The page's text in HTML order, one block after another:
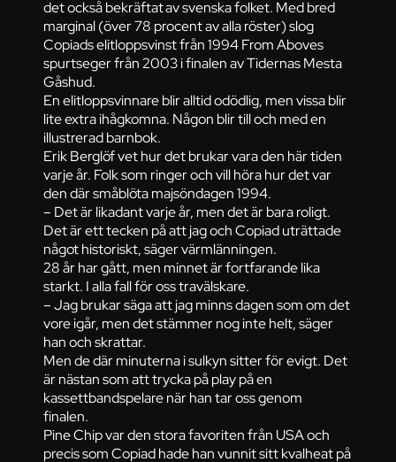
det också bekräftat av svenska folket. Med bred
marginal (över 78 procent av alla röster) slog
Copiads elitloppsvinst från 1994 From Aboves
spurtseger från 2003 i finalen av Tidernas Mesta
Gåshud.
En elitloppsvinnare blir alltid odödlig, men vissa blir
lite extra ihågkomna. Någon blir till och med en
illustrerad barnbok.
Erik Berglöf vet hur det brukar vara den här tiden
varje år. Folk som ringer och vill höra hur det var
den där småblöta majsöndagen 1994.
– Det är likadant varje år, men det är bara roligt.
Det är ett tecken på att jag och Copiad uträttade
något historiskt, säger värmlänningen.
28 år har gått, men minnet är fortfarande lika
starkt. I alla fall för oss travälskare.
– Jag brukar säga att jag minns dagen som om det
vore igår, men det stämmer nog inte helt, säger
han och skrattar.
Men de där minuterna i sulkyn sitter för evigt. Det
är nästan som att trycka på play på en
kassettbandspelare när han tar oss genom
finalen.
Pine Chip var den stora favoriten från USA och
precis som Copiad hade han vunnit sitt kvalheat på